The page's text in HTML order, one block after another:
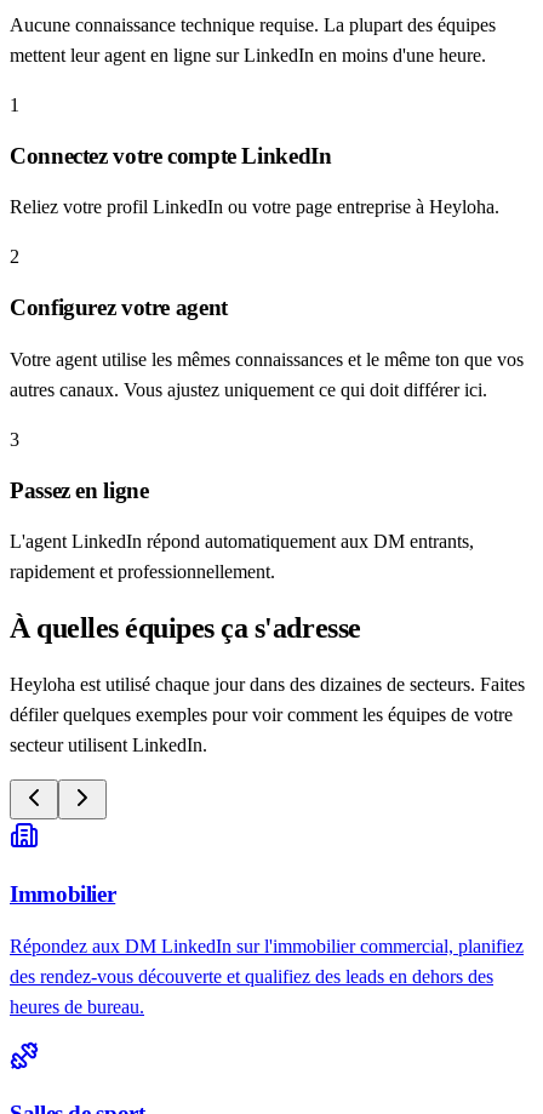
Aucune connaissance technique requise. La plupart des équipes
mettent leur agent en ligne sur LinkedIn en moins d'une heure.
1
Connectez votre compte LinkedIn
Reliez votre profil LinkedIn ou votre page entreprise à Heyloha.
2
Configurez votre agent
Votre agent utilise les mêmes connaissances et le même ton que vos
autres canaux. Vous ajustez uniquement ce qui doit différer ici.
3
Passez en ligne
L'agent LinkedIn répond automatiquement aux DM entrants,
rapidement et professionnellement.
À quelles équipes ça s'adresse
Heyloha est utilisé chaque jour dans des dizaines de secteurs. Faites
défiler quelques exemples pour voir comment les équipes de votre
secteur utilisent LinkedIn.
Immobilier
Répondez aux DM LinkedIn sur l'immobilier commercial, planifiez
des rendez-vous découverte et qualifiez des leads en dehors des
heures de bureau.